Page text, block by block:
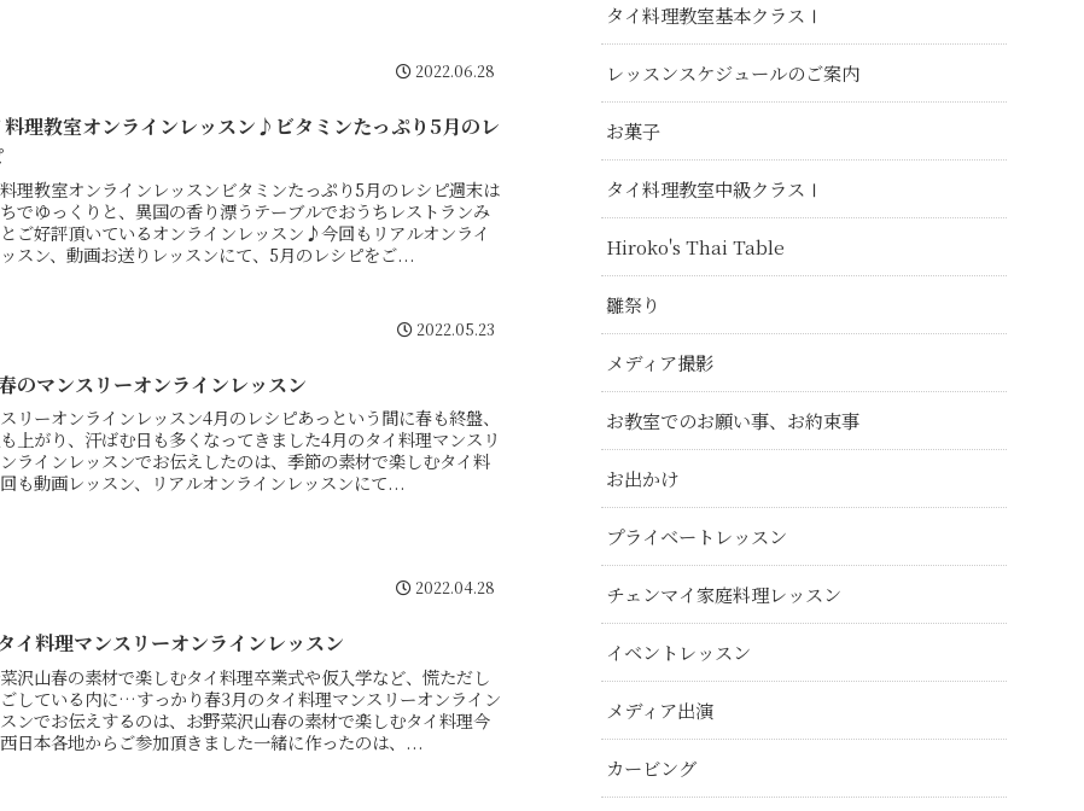
2022.06.28
料理教室オンラインレッスン♪ビタミンたっぷり5月のレ
理教室オンラインレッスンビタミンたっぷり5月のレシピ週末は
でゆっくりと、異国の香り漂うテーブルでおうちレストランみ
ご好評頂いているオンラインレッスン♪今回もリアルオンライ
スン、動画お送りレッスンにて、5月のレシピをご...
2022.05.23
のマンスリーオンラインレッスン
リーオンラインレッスン4月のレシピあっという間に春も終盤、
上がり、汗ばむ日も多くなってきました4月のタイ料理マンスリ
ラインレッスンでお伝えしたのは、季節の素材で楽しむタイ料
も動画レッスン、リアルオンラインレッスンにて...
2022.04.28
イ料理マンスリーオンラインレッスン
沢山春の素材で楽しむタイ料理卒業式や仮入学など、慌ただし
ごしている内に…すっかり春3月のタイ料理マンスリーオンライン
ンでお伝えするのは、お野菜沢山春の素材で楽しむタイ料理今
日本各地からご参加頂きました一緒に作ったのは、...
タイ料理教室基本クラスⅠ
レッスンスケジュールのご案内
お菓子
タイ料理教室中級クラスⅠ
Hiroko's Thai Table
雛祭り
メディア撮影
お教室でのお願い事、お約束事
お出かけ
プライベートレッスン
チェンマイ家庭料理レッスン
イベントレッスン
メディア出演
カービング